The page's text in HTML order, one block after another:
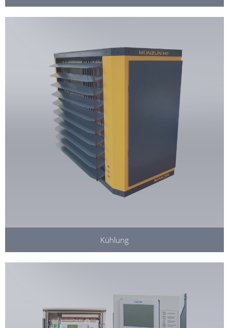
Kühlung